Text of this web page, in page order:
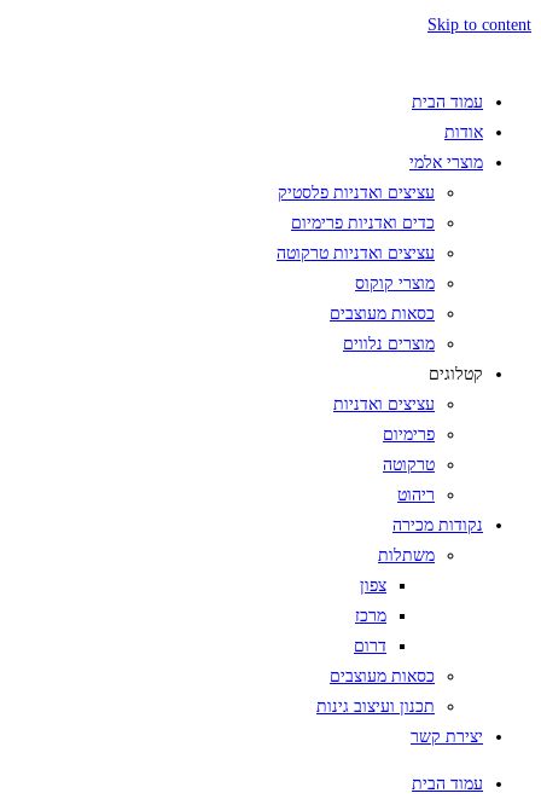
Skip to content
עמוד הבית
אודות
מוצרי אלמי
עציצים ואדניות פלסטיק
כדים ואדניות פרימיום
עציצים ואדניות טרקוטה
מוצרי קוקוס
כסאות מעוצבים
מוצרים נלווים
קטלוגים
עציצים ואדניות
פרימיום
טרקוטה
ריהוט
נקודות מכירה
משתלות
צפון
מרכז
דרום
כסאות מעוצבים
תכנון ועיצוב גינות
יצירת קשר
עמוד הבית